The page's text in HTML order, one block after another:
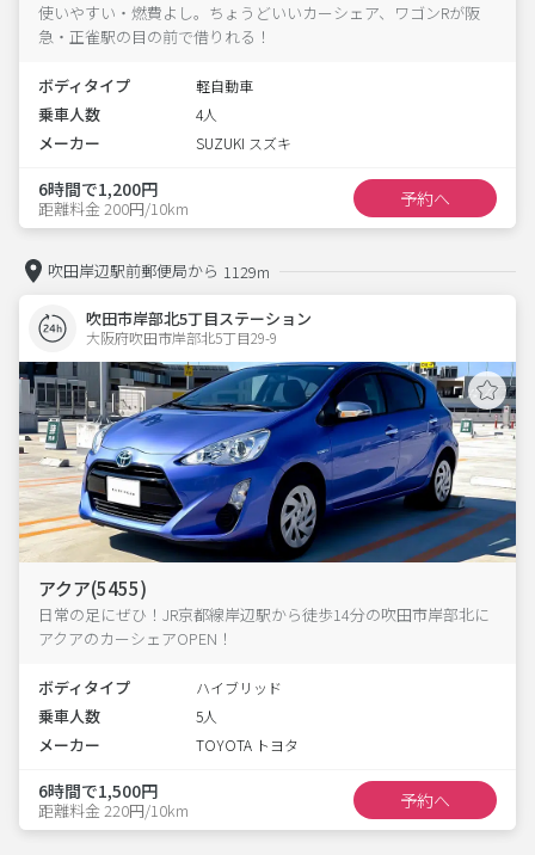
使いやすい・燃費よし。ちょうどいいカーシェア、ワゴンRが阪
急・正雀駅の目の前で借りれる！
ボディタイプ 軽自動車
乗車人数 4人
メーカー SUZUKI スズキ
6時間で1,200円
距離料金 200円/10km 予約へ
吹田岸辺駅前郵便局から 1129m
吹田市岸部北5丁目ステーション
大阪府吹田市岸部北5丁目29-9
アクア(5455)
日常の足にぜひ！JR京都線岸辺駅から徒歩14分の吹田市岸部北に
アクアのカーシェアOPEN！
ボディタイプ ハイブリッド
乗車人数 5人
メーカー TOYOTA トヨタ
6時間で1,500円
距離料金 220円/10km 予約へ